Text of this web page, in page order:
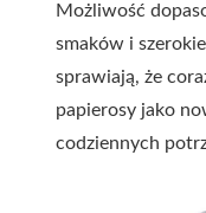
Możliwość
smaków i
sprawiają, że
papierosy jako
codziennych